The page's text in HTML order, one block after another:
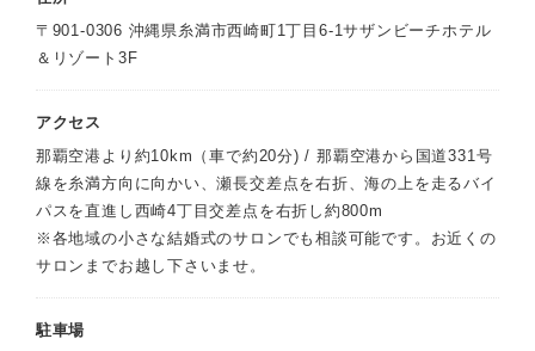
〒901-0306 沖縄県糸満市西崎町1丁目6-1サザンビーチホテル
＆リゾート3F
アクセス
那覇空港より約10km（車で約20分) / 那覇空港から国道331号
線を糸満方向に向かい、瀬長交差点を右折、海の上を走るバイ
パスを直進し西崎4丁目交差点を右折し約800m
※各地域の小さな結婚式のサロンでも相談可能です。お近くの
サロンまでお越し下さいませ。
駐車場